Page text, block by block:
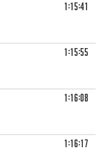
1:15:41
1:15:55
1:16:08
1:16:17